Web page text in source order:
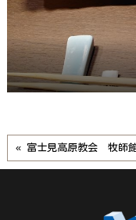
« 富士見高原教会 牧師